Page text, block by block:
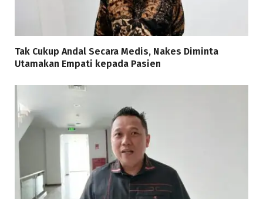
Tak Cukup Andal Secara Medis, Nakes Diminta
Utamakan Empati kepada Pasien